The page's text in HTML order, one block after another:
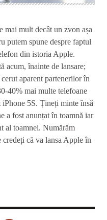
mai mult decât un zvon așa
putem spune despre faptul
din istoria Apple.
acum, înainte de lansare;
aparent partenerilor în
40% mai multe telefoane
iPhone 5S. Țineți minte însă
a fost anunțat în toamnă iar
al toamnei. Numărăm
credeți că va lansa Apple în